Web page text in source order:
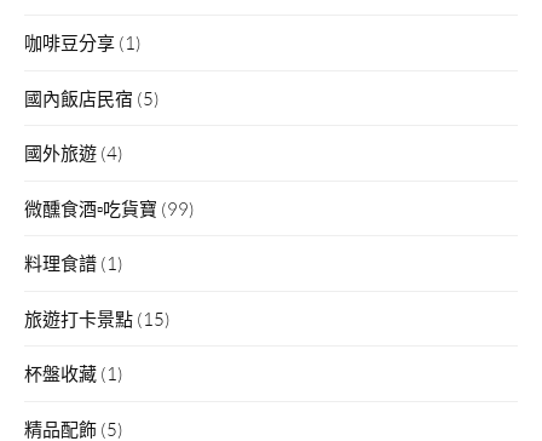
咖啡豆分享 (1)
國內飯店民宿 (5)
國外旅遊 (4)
微醺食酒▫吃貨寶 (99)
料理食譜 (1)
旅遊打卡景點 (15)
杯盤收藏 (1)
精品配飾 (5)